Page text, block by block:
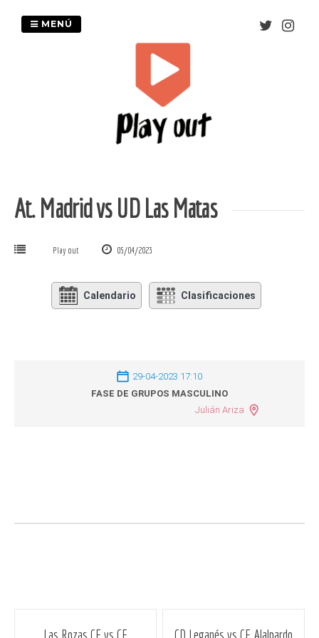
MENÚ
At. Madrid vs UD Las Matas
Play out 05/04/2023
Calendario Clasificaciones
29-04-2023 17:10
FASE DE GRUPOS MASCULINO
Julián Ariza
Navegación
Las Rozas CF vs CF CD Leganés vs CF Alalpardo